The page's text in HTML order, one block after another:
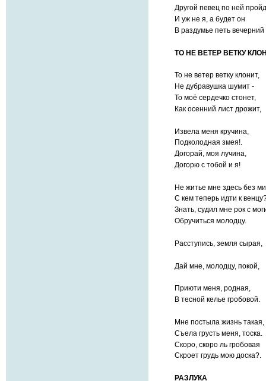
Другой певец по ней
И уж не я, а будет он
В раздумье петь вечерний
ТО НЕ ВЕТЕР ВЕТКУ
То не ветер ветку клонит,
Не дубравушка шумит -
То моё сердечко стонет,
Как осенний лист дрожит,
Извела меня кручина,
Подколодная змея!.
Догорай, моя лучина,
Догорю с тобой и я!
Не житье мне здесь без
С кем теперь идти к
Знать, судил мне рок с
Обручиться молодцу.
Расступись, земля сырая,
Дай мне, молодцу, покой,
Приюти меня, родная,
В тесной келье гробовой.
Мне постыла жизнь такая,
Съела грусть меня, тоска.
Скоро, скоро ль гробовая
Скроет грудь мою доска?.
РАЗЛУКА